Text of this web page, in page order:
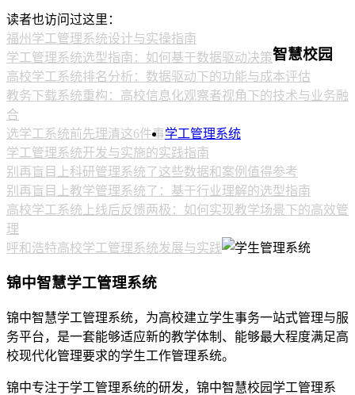
读者也访问过这里：
福州学工管理系统设计与实操指南
学工管理系统选型指南：如何基于数据驱动决策
高校学工系统排名分析：数据驱动下的功能与成本评估
教务下载系统重构：高校信息化观察者视角下的技术与业务融
合
选学工系统前先理清这6件事
学工管理系统开发与实施的实践指南
别再盲目上科研管理系统了这些数据和案例值得参考
别再盲目上教学管理系统了：基于行业理解的选型指南
高校学工系统上线后反馈两极：如何实现教学场景下的高效管
理
呼和浩特高校学工管理系统发展与实践
智慧校园
学工管理系统
锦中智慧学工管理系统
锦中智慧学工管理系统，为高校建立学生事务一站式管理与服
务平台，是一套能够适应新的教学体制、能够最大程度满足高
校现代化管理要求的学生工作管理系统。
锦中专注于学工管理系统的研发，锦中智慧校园学工管理系